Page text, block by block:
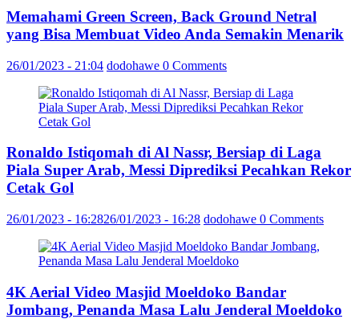
Memahami Green Screen, Back Ground Netral
yang Bisa Membuat Video Anda Semakin Menarik
26/01/2023 - 21:04 dodohawe 0 Comments
Ronaldo Istiqomah di Al Nassr, Bersiap di Laga
Piala Super Arab, Messi Diprediksi Pecahkan Rekor
Cetak Gol
26/01/2023 - 16:2826/01/2023 - 16:28 dodohawe 0 Comments
4K Aerial Video Masjid Moeldoko Bandar
Jombang, Penanda Masa Lalu Jenderal Moeldoko